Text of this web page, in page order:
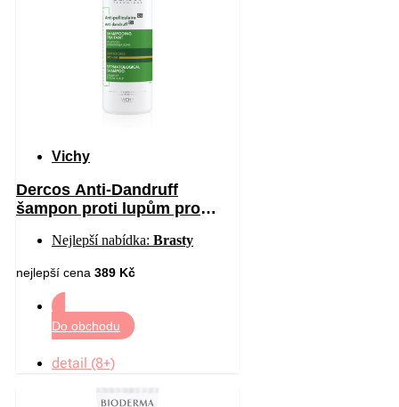
Vichy
Dercos Anti-Dandruff
šampon proti lupům pro
Nejlepší nabídka: Brasty
nejlepší cena 389 Kč
Do obchodu
detail (8+)